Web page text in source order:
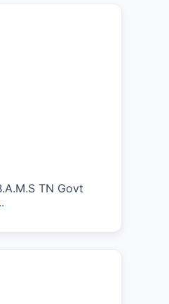
TN Govt